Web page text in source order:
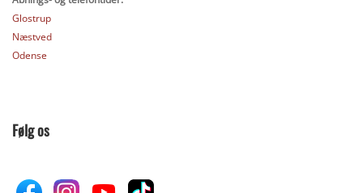
Glostrup
Næstved
Odense
Følg os